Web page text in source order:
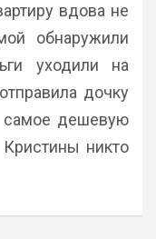
вдова не
обнаружили
уходили на
дочку
самое дешевую
никто